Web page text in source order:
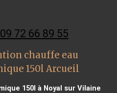
72 66 89 55
chauffe eau
150l Arcueil
150l à Noyal sur Vilaine